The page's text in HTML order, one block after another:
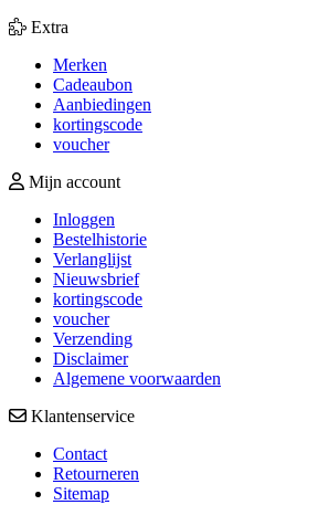
Extra
Merken
Cadeaubon
Aanbiedingen
kortingscode
voucher
Mijn account
Inloggen
Bestelhistorie
Verlanglijst
Nieuwsbrief
kortingscode
voucher
Verzending
Disclaimer
Algemene voorwaarden
Klantenservice
Contact
Retourneren
Sitemap